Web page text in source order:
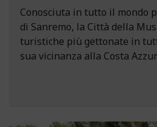
Conosciuta in tutto il mondo
di Sanremo, la Città della
turistiche più gettonate in
sua vicinanza alla Costa